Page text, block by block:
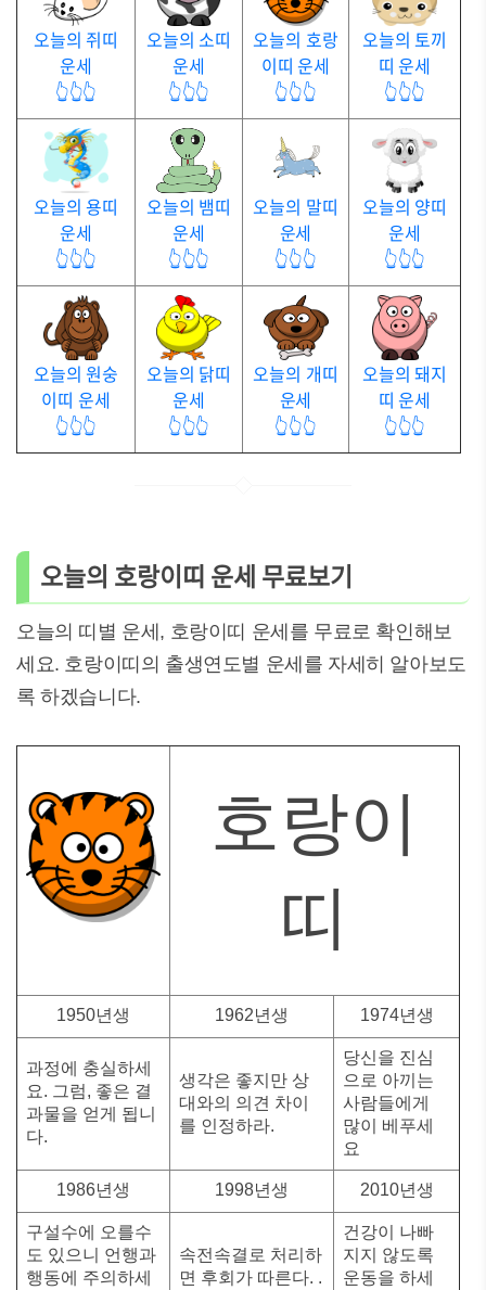
오늘의 쥐띠
운세
👆👆👆
오늘의 소띠
운세
👆👆👆
오늘의 호랑
이띠 운세
👆👆👆
오늘의 토끼
띠 운세
👆👆👆
오늘의 용띠
운세
👆👆👆
오늘의 뱀띠
운세
👆👆👆
오늘의 말띠
운세
👆👆👆
오늘의 양띠
운세
👆👆👆
오늘의 원숭
이띠 운세
👆👆👆
오늘의 닭띠
운세
👆👆👆
오늘의 개띠
운세
👆👆👆
오늘의 돼지
띠 운세
👆👆👆
오늘의 호랑이띠 운세 무료보기
오늘의 띠별 운세, 호랑이띠 운세를 무료로 확인해보
세요. 호랑이띠의 출생연도별 운세를 자세히 알아보도
록 하겠습니다.
호랑이
띠
1950년생 1962년생 1974년생
과정에 충실하세
요. 그럼, 좋은 결
과물을 얻게 됩니
다.
생각은 좋지만 상
대와의 의견 차이
를 인정하라.
당신을 진심
으로 아끼는
사람들에게
많이 베푸세
요
1986년생 1998년생 2010년생
구설수에 오를수
도 있으니 언행과
행동에 주의하세
속전속결로 처리하
면 후회가 따른다. .
건강이 나빠
지지 않도록
운동을 하세